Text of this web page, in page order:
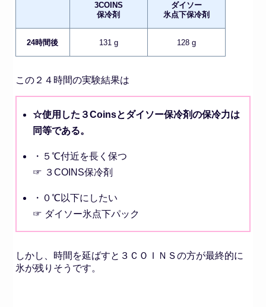
3COINS
保冷剤
ダイソー
氷点下保冷剤
24時間後 131 g 128 g
この２４時間の実験結果は
☆使用した３Coinsとダイソー保冷剤の保冷力は
同等である。
・５℃付近を長く保つ
☞ ３COINS保冷剤
・０℃以下にしたい
☞ ダイソー氷点下パック
しかし、時間を延ばすと３ＣＯＩＮＳの方が最終的に
氷が残りそうです。